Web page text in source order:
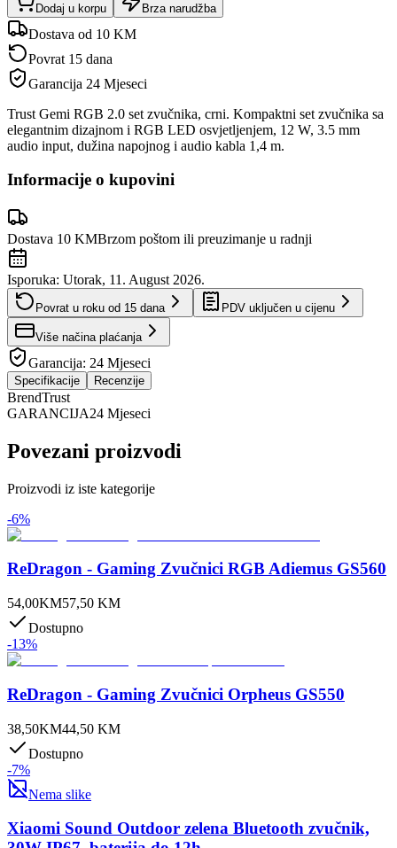
Dodaj u korpu Brza narudžba
Dostava od 10 KM
Povrat 15 dana
Garancija 24 Mjeseci
Trust Gemi RGB 2.0 set zvučnika, crni. Kompaktni set zvučnika sa
elegantnim dizajnom i RGB LED osvjetljenjem, 12 W, 3.5 mm
audio input, dužina napojnog i audio kabla 1,4 m.
Informacije o kupovini
Dostava 10 KMBrzom poštom ili preuzimanje u radnji
Isporuka: Utorak, 11. August 2026.
Povrat u roku od 15 dana PDV uključen u cijenu
Više načina plaćanja
Garancija: 24 Mjeseci
Specifikacije Recenzije
BrendTrust
GARANCIJA24 Mjeseci
Povezani proizvodi
Proizvodi iz iste kategorije
-6%
ReDragon - Gaming Zvučnici RGB Adiemus GS560
54,00KM57,50 KM
Dostupno
-13%
ReDragon - Gaming Zvučnici Orpheus GS550
38,50KM44,50 KM
Dostupno
-7%
Nema slike
Xiaomi Sound Outdoor zelena Bluetooth zvučnik,